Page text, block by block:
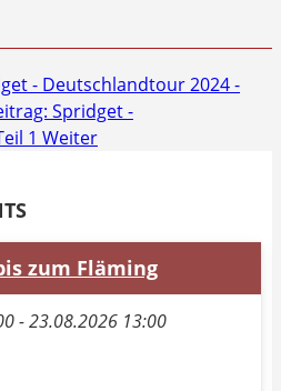
- Deutschlandtour 2024 -
Spridget -
1 Weiter
zum Fläming
-23.08.2026 13:00